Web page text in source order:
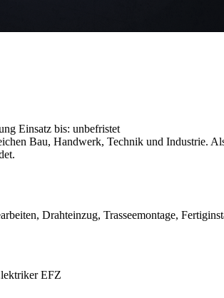
Einsatz bis: unbefristet
Bau, Handwerk, Technik und Industrie.
Drahteinzug, Trasseemontage,
EFZ